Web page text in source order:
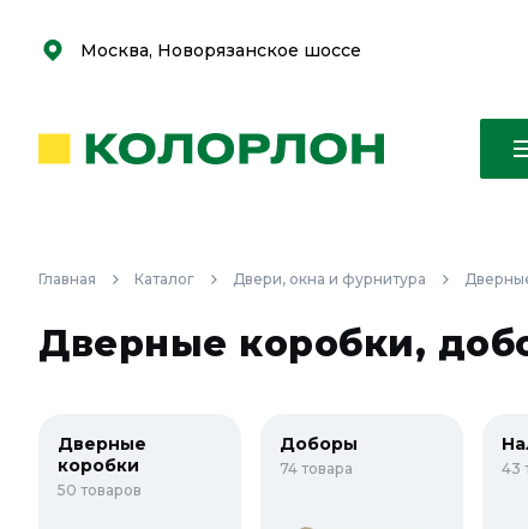
Скоро
Скоро
Москва, Новорязанское шоссе
Главная Каталог Двери, окна и фурнитура
Дверные коробки,
Дверные
коробки
50 товаров
Доборы
74 товара 43